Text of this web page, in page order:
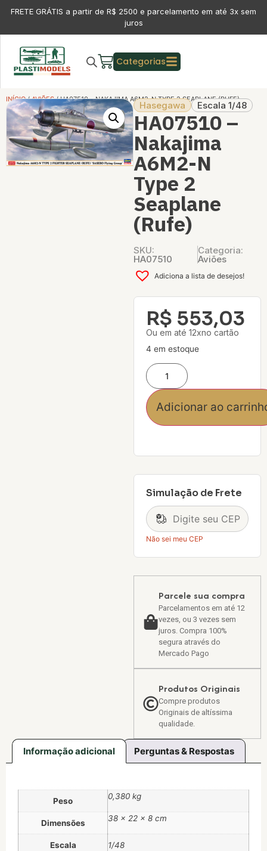
FRETE GRÁTIS a partir de R$ 2500 e parcelamento em até 3x sem
juros
Categorias
INÍCIO/AVIÕES/ HA07510 – NAKAJIMA A6M2-N TYPE 2 SEAPLANE (RUFE)
Hasegawa Escala 1/48
HA07510 –
Nakajima
A6M2-N
Type 2
Seaplane
(Rufe)
SKU:
HA07510
Categoria:
Aviões
Adiciona a lista de desejos!
R$ 553,03
Ou em até 12xno cartão
4 em estoque
Adicionar ao
Simulação de Frete
Não sei meu CEP
Parcele sua compra
Parcelamentos em até 12
vezes, ou 3 vezes sem
juros. Compra 100%
segura através do
Mercado Pago
Produtos Originais
Compre produtos
Originais de altíssima
qualidade.
Informação adicional Perguntas & Respostas
Peso 0,380 kg
Dimensões 38 × 22 × 8 cm
Escala 1/48